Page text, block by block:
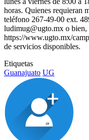
horas. Quienes requieran
teléfono 267-49-00 ext.
ludimug@ugto.mx o
https://www.ugto.mx/
de servicios disponibles.
Etiquetas
Guanajuato UG